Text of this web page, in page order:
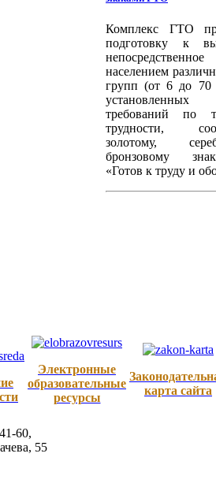
Комплекс ГТО
подготовку к
населением
групп (от 6 до 70
установленных
требований по
трудности,
золотому,
бронзовому
«Готов к труду и
Электронные
образовательные
ресурсы
карта сайта
60,
55